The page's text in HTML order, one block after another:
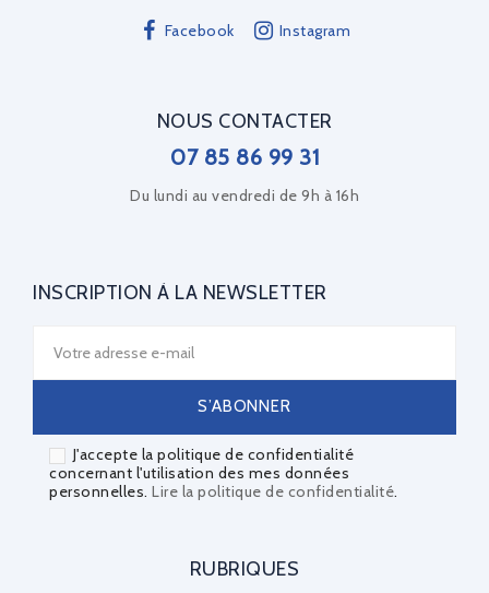
Facebook Instagram
NOUS CONTACTER
07 85 86 99 31
Du lundi au vendredi de 9h à 16h
INSCRIPTION À LA NEWSLETTER
J'accepte la politique de confidentialité
concernant l'utilisation des mes données
personnelles. Lire la politique de confidentialité.
RUBRIQUES